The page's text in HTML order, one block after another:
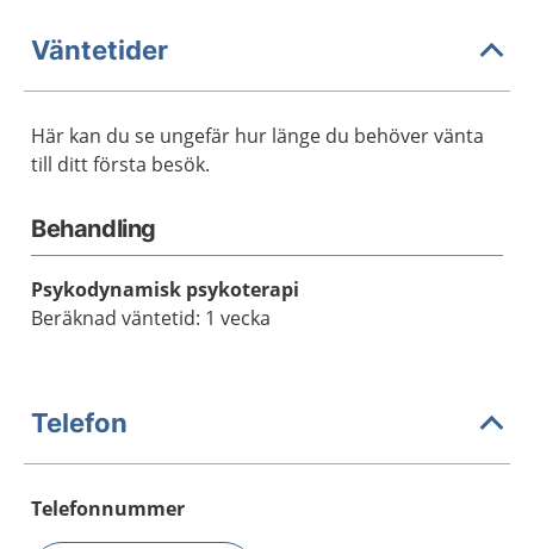
Väntetider
Här kan du se ungefär hur länge du behöver vänta
till ditt första besök.
Behandling
Psykodynamisk psykoterapi
Beräknad väntetid: 1 vecka
Telefon
Telefonnummer